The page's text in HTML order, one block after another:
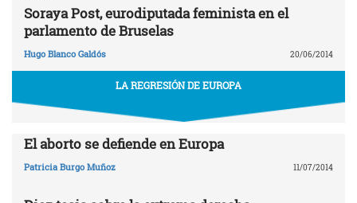
Soraya Post, eurodiputada feminista en el
parlamento de Bruselas
Hugo Blanco Galdós 20/06/2014
LA REGRESIÓN DE EUROPA
El aborto se defiende en Europa
Patricia Burgo Muñoz 11/07/2014